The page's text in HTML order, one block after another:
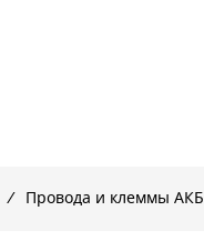
/ Провода и клеммы АКБ